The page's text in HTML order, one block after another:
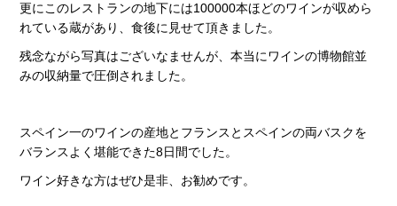
更にこのレストランの地下には100000本ほどのワインが収めら
れている蔵があり、食後に見せて頂きました。
残念ながら写真はございなませんが、本当にワインの博物館並
みの収納量で圧倒されました。
スペイン一のワインの産地とフランスとスペインの両バスクを
バランスよく堪能できた8日間でした。
ワイン好きな方はぜひ是非、お勧めです。